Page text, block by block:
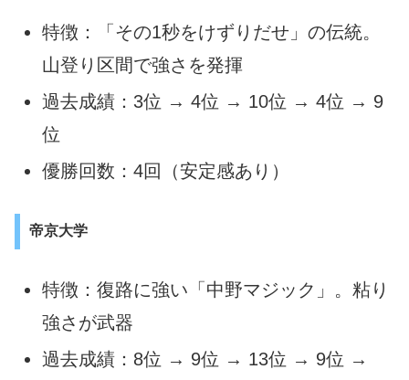
特徴：「その1秒をけずりだせ」の伝統。
山登り区間で強さを発揮
過去成績：3位 → 4位 → 10位 → 4位 → 9
位
優勝回数：4回（安定感あり）
帝京大学
特徴：復路に強い「中野マジック」。粘り
強さが武器
過去成績：8位 → 9位 → 13位 → 9位 →